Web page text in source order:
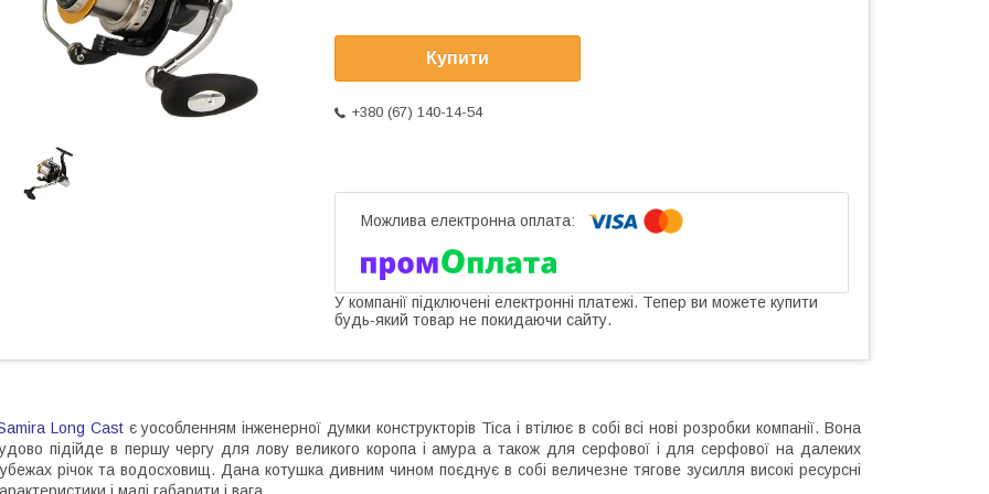
Купити
+380 (67) 140-14-54
У компанії підключені електронні платежі. Тепер ви можете купити
будь-який товар не покидаючи сайту.
Long Castє уособленням інженерної думки конструкторів Tica і втілює в собі всі нові розробки компанії. Вона
підійде в першу чергу для лову великого коропа і амура а також для серфової і для серфової на далеких
річок та водосховищ. Дана котушка дивним чином поєднує в собі величезне тягове зусилля високі ресурсні